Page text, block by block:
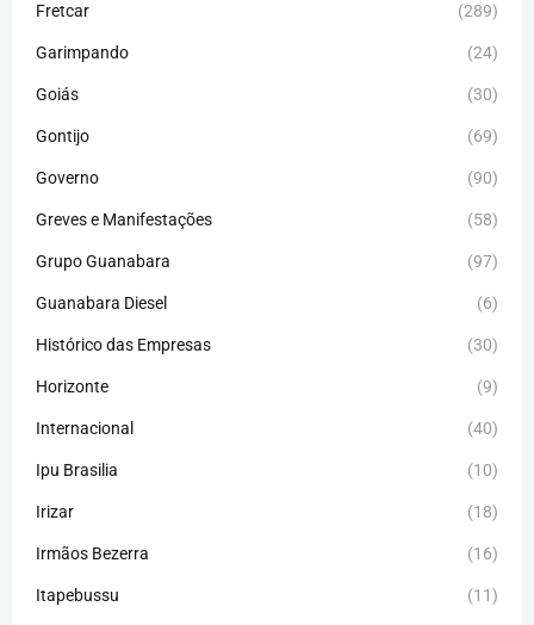
Fretcar (289)
Garimpando (24)
Goiás (30)
Gontijo (69)
Governo (90)
Greves e Manifestações (58)
Grupo Guanabara (97)
Guanabara Diesel (6)
Histórico das Empresas (30)
Horizonte (9)
Internacional (40)
Ipu Brasilia (10)
Irizar (18)
Irmãos Bezerra (16)
Itapebussu (11)